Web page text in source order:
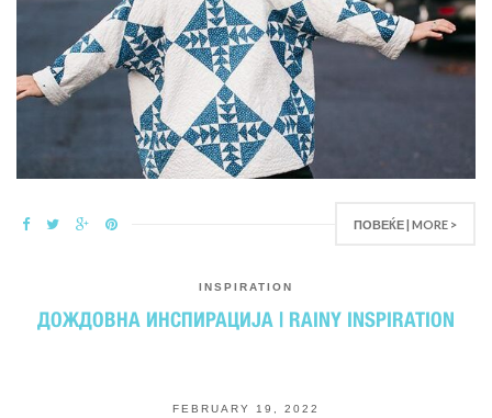
ПОВЕЌЕ | MORE >
INSPIRATION
ДОЖДОВНА ИНСПИРАЦИЈА | RAINY INSPIRATION
FEBRUARY 19, 2022